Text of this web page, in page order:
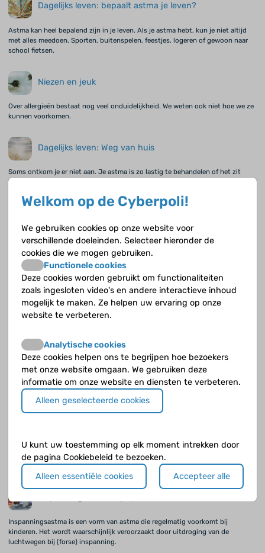
Dagelijks leven: bepaalt astma je leven?
Astma kan heel bepalend zijn in je leven. Als je astma hebt, kun je niet altijd
met alles meedoen. Sporten, buitenspelen, feestjes, logeren of gewoon naar
school fietsen.
Niezen en jeuk
Over allergieën bestaat nog veel onduidelijkheid. We weten ook niet hoe we ze
kunnen voorkomen.
Dagelijks leven: Weg van huis
Soms ontkom je er niet aan. Je astma is zo lastig te behandelen of het zit
thuis zo tegen dat je een tijdje moet worden opgenomen.
Ouders en ook kinderen maken zich nogal eens zorgen over de bijwerkingen
van medicijnen, en in het bijzonder van die van inhalatiecorticosteroïden.
En ik dan?
Kinderen met (ernstig) astma vragen veel tijd, aandacht en zorg van hun
ouders. Dat is natuurlijk niet voor niets, maar de aandacht voor de andere
Puffen en slikken?
Neem je steeds trouw je medicijnen, of komt het er soms gewoon niet van?
Vind je het vervelend om ze in te nemen waar iedereen bij staat, bijvoorbeeld
in de klas?
Niet alleen overdag zijn ouders van kinderen met astma vaak bezig om alles in
goede banen te leiden. Ook ’s nachts is het vaak aanpakken.
Inspanningsastma is een vorm van astma die regelmatig voorkomt bij
kinderen. Het wordt waarschijnlijk veroorzaakt door uitdroging van de
luchtwegen bij (forse) inspanning.
Welkom op de Cyberpoli!
We gebruiken cookies op onze website voor
verschillende doeleinden. Selecteer hieronder de
cookies die we mogen gebruiken.
Functionele cookies
Deze cookies worden gebruikt om functionaliteiten
zoals ingesloten video's en andere interactieve inhoud
mogelijk te maken. Ze helpen uw ervaring op onze
website te verbeteren.
Analytische cookies
Deze cookies helpen ons te begrijpen hoe bezoekers
met onze website omgaan. We gebruiken deze
informatie om onze website en diensten te verbeteren.
Alleen geselecteerde cookies
U kunt uw toestemming op elk moment intrekken door
de pagina Cookiebeleid te bezoeken.
Alleen essentiële cookies
Accepteer alle